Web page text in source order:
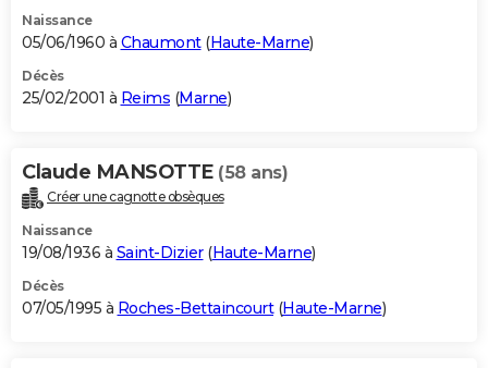
Naissance
05/06/1960 à Chaumont(Haute-Marne)
Décès
25/02/2001 à Reims (Marne)
Claude MANSOTTE (58 ans)
Créer une cagnotte obsèques
Naissance
19/08/1936 à Saint-Dizier(Haute-Marne)
Décès
07/05/1995 à Roches-Bettaincourt(Haute-Marne)